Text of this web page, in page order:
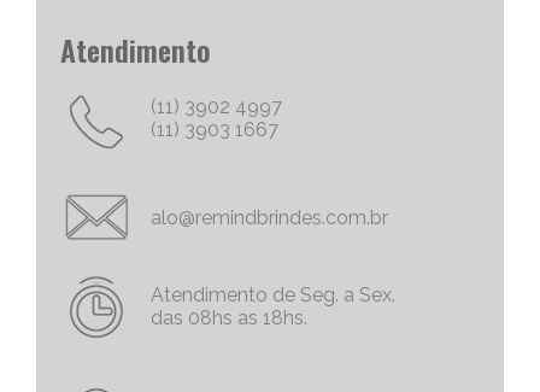
eficazes para iniciar uma conversa com um
corporativo, quanto mais exclusivo e
personalizado, melhor será o “quebra do gelo”,
e abrirá mais espaço para tratativas
Chame Mais Atenção com Brinde Corporativos
Personalizados Criativos
as nossas empresas e nossas marcas e
produtos. Não há uma palavra mais poderosa
no marketing do que a palavra
Atendimento
(11) 3902 4997
(11) 3903 1667
alo@remindbrindes.com.br
Atendimento de Seg. a Sex.
das 08hs as 18hs.